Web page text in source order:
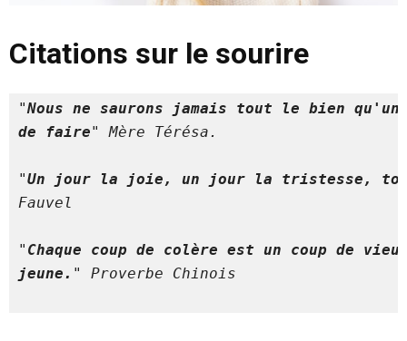
Citations sur le sourire
"Nous ne saurons jamais tout le bien
de faire" Mère Térésa.
"Un jour la joie, un jour la tristesse,
Fauvel
"
jeune. " Proverbe Chinois